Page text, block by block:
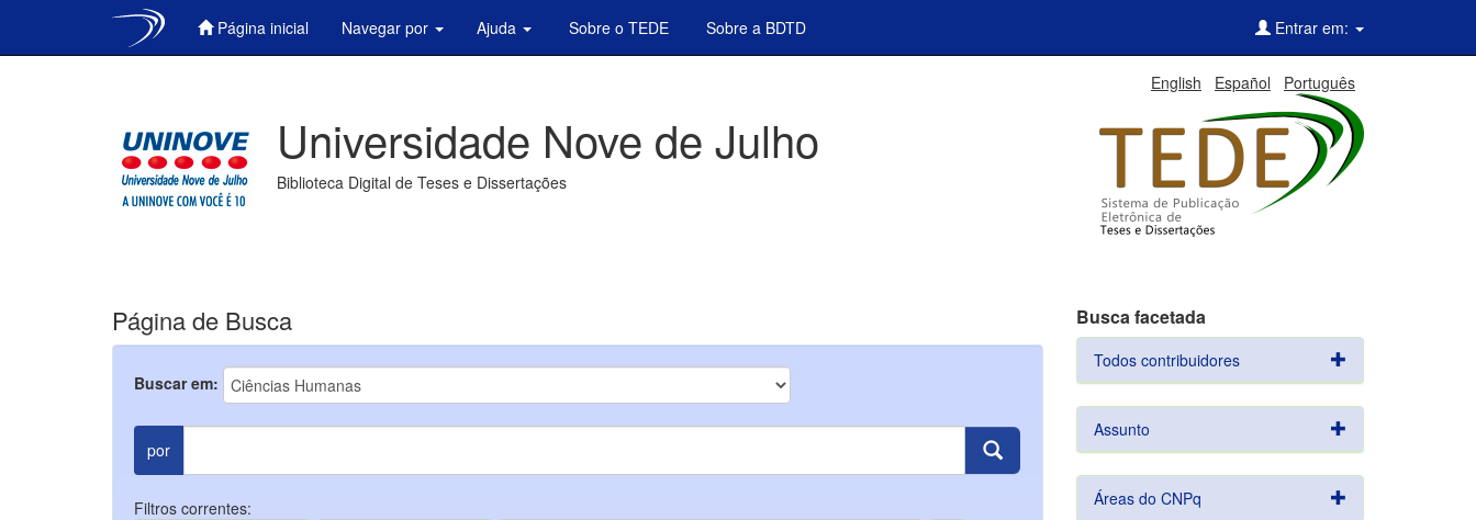
Página inicial Navegar por Ajuda Sobre o TEDE Sobre a BDTD Entrar em:
English Español Português
Universidade Nove de Julho
Biblioteca Digital de Teses e Dissertações
Página de Busca
Buscar em:
por
Filtros correntes:
Busca facetada
Todos contribuidores
Assunto
Áreas do CNPq